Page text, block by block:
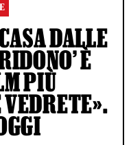
DALLE
È
PIÙ
VEDRETE».